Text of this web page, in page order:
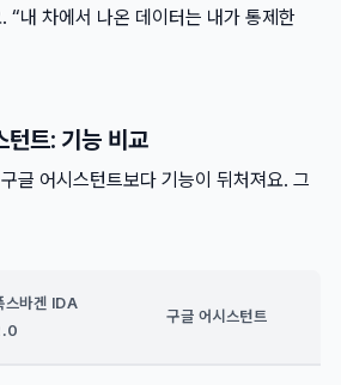
내 차에서 나온 데이터는 내가 통제한
트: 기능 비교
글 어시스턴트보다 기능이 뒤처져요. 그
스바겐 IDA
구글 어시스턴트